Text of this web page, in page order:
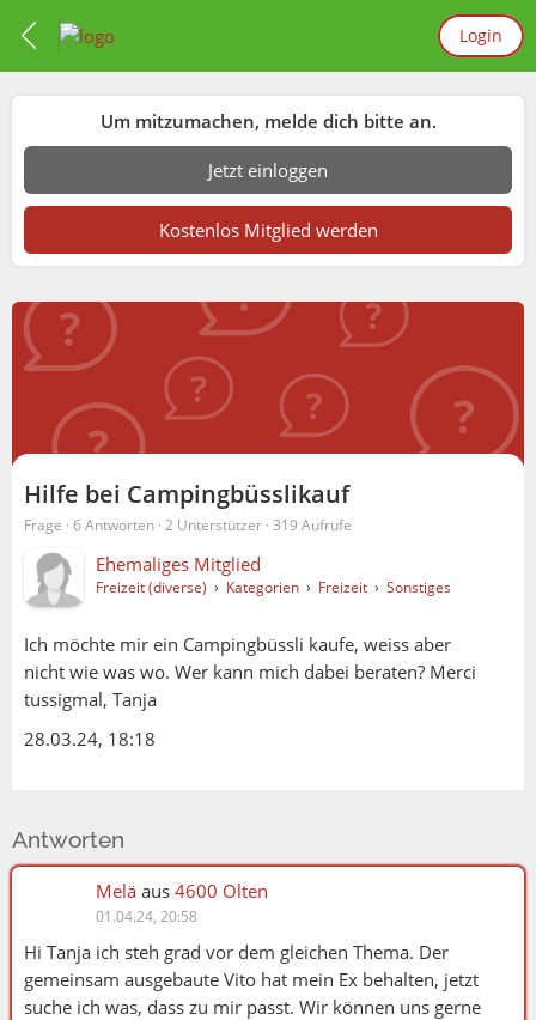
Login
Um mitzumachen, melde dich bitte an.
Jetzt einloggen
Kostenlos Mitglied werden
Hilfe bei Campingbüsslikauf
Frage · 6 Antworten · 2 Unterstützer · 319 Aufrufe
Ehemaliges Mitglied
Freizeit (diverse) › Kategorien › Freizeit › Sonstiges
Ich möchte mir ein Campingbüssli kaufe, weiss aber
nicht wie was wo. Wer kann mich dabei beraten? Merci
tussigmal, Tanja
28.03.24, 18:18
Antworten
Melä aus 4600 Olten
01.04.24, 20:58
Hi Tanja ich steh grad vor dem gleichen Thema. Der
gemeinsam ausgebaute Vito hat mein Ex behalten, jetzt
suche ich was, dass zu mir passt. Wir können uns gerne